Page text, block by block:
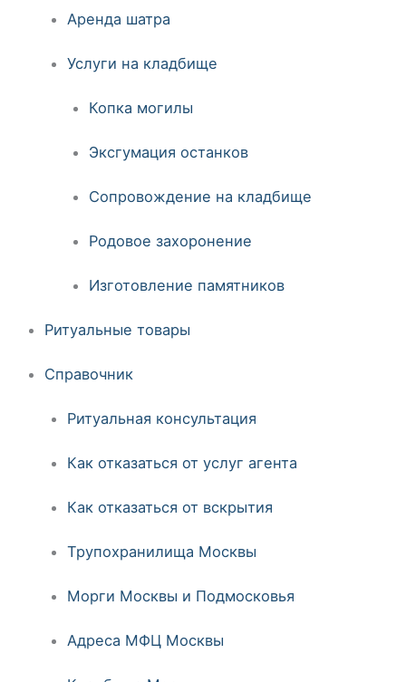
Аренда шатра
Услуги на кладбище
Копка могилы
Эксгумация останков
Сопровождение на кладбище
Родовое захоронение
Изготовление памятников
Ритуальные товары
Справочник
Ритуальная консультация
Как отказаться от услуг агента
Как отказаться от вскрытия
Трупохранилища Москвы
Морги Москвы и Подмосковья
Адреса МФЦ Москвы